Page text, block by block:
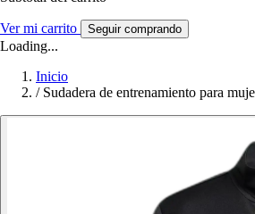
Ver mi carrito Seguir comprando
Loading...
Inicio
/ Sudadera de entrenamiento para